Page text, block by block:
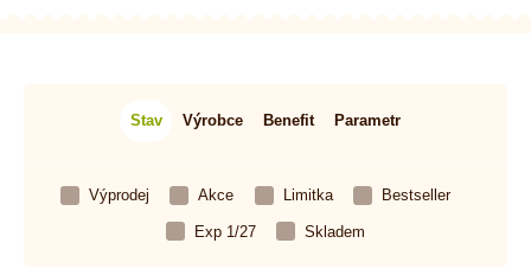
Stav Výrobce Benefit Parametr
Výprodej Akce Limitka Bestseller
Exp 1/27 Skladem